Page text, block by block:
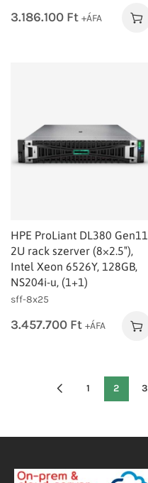
3.186.100 Ft +ÁFA
HPE ProLiant DL380 Gen11
2U rack szerver (8×2.5″),
Intel Xeon 6526Y, 128GB,
NS204i-u, (1+1)
sff-8x25
3.457.700 Ft +ÁFA
1 2 3